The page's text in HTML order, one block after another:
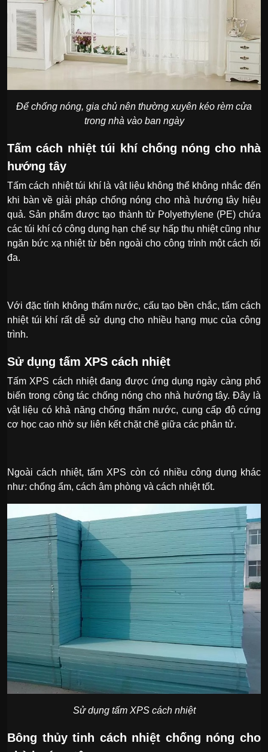
Để chống nóng, gia chủ nên thường xuyên kéo rèm cửa
trong nhà vào ban ngày
Tấm cách nhiệt túi khí chống nóng cho nhà
hướng tây
Tấm cách nhiệt túi khí là vật liệu không thể không nhắc đến
khi bàn về giải pháp chống nóng cho nhà hướng tây hiệu
quả. Sản phẩm được tạo thành từ Polyethylene (PE) chứa
các túi khí có công dụng hạn chế sự hấp thụ nhiệt cũng như
ngăn bức xạ nhiệt từ bên ngoài cho công trình một cách tối
đa.
Với đặc tính không thấm nước, cấu tạo bền chắc, tấm cách
nhiệt túi khí rất dễ sử dụng cho nhiều hạng mục của công
trình.
Sử dụng tấm XPS cách nhiệt
Tấm XPS cách nhiệt đang được ứng dụng ngày càng phổ
biến trong công tác chống nóng cho nhà hướng tây. Đây là
vật liệu có khả năng chống thấm nước, cung cấp độ cứng
cơ học cao nhờ sự liên kết chặt chẽ giữa các phân tử.
Ngoài cách nhiệt, tấm XPS còn có nhiều công dụng khác
như: chống ẩm, cách âm phòng và cách nhiệt tốt.
Sử dụng tấm XPS cách nhiệt
Bông thủy tinh cách nhiệt chống nóng cho